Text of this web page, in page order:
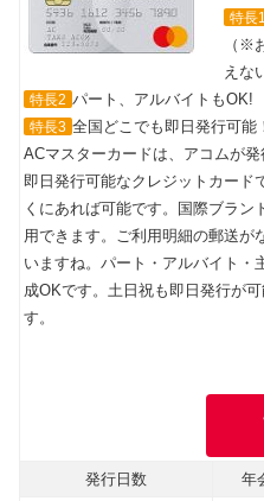
特長1
（※
えな
特長2 パート、アルバイトもOK!
特長3 全国どこでも即日発行可能
ACマスターカードは、アコムが
即日発行可能なクレジットカード
くにあれば可能です。国際ブラ
用できます。ご利用明細の郵送が
いますね。パート・アルバイト
成OKです。土日祝も即日発行が
す。
発行日数 年